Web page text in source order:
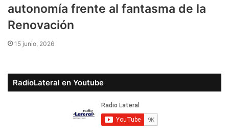
autonomía frente al fantasma de la
Renovación
15 junio, 2026
RadioLateral en Youtube